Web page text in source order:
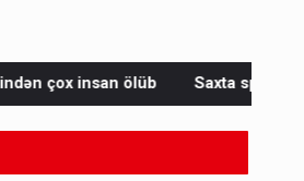
Saxta spirtli içkilər niyə korluğa